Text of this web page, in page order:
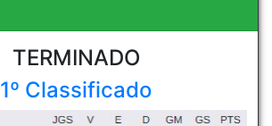
TERMINADO
1º Classificado